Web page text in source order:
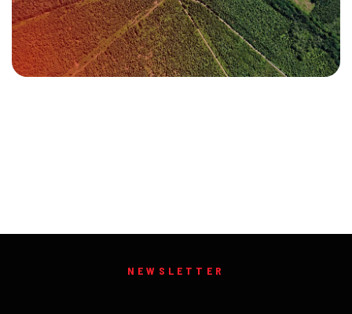
NEWSLETTER